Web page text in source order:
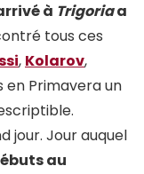
à Trigoriaa
tous ces
, Kolarov,
en Primavera un
jour. Jour auquel
au